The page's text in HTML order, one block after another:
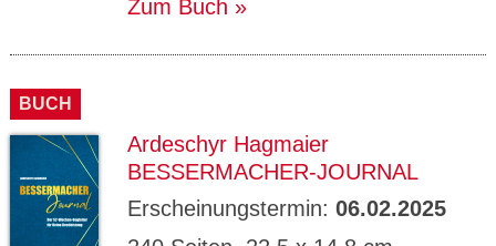
Zum Buch
BUCH
Ardeschyr Hagmaier
BESSERMACHER-JOURNAL
Erscheinungstermin: 06.02.2025